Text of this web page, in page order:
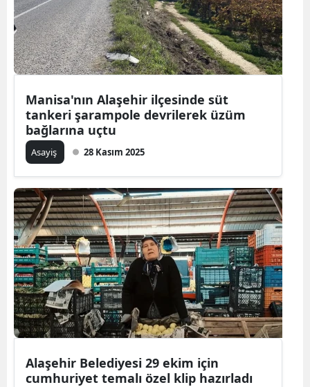
Manisa'nın Alaşehir ilçesinde süt
tankeri şarampole devrilerek üzüm
bağlarına uçtu
Asayiş 28 Kasım 2025
Alaşehir Belediyesi 29 ekim için
cumhuriyet temalı özel klip hazırladı